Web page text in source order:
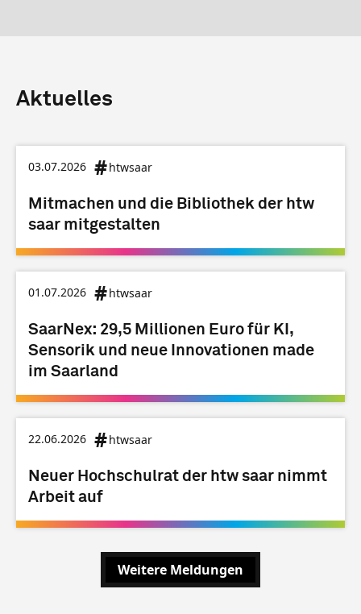
Aktuelles
03.07.2026 htwsaar
Mitmachen und die Bibliothek der htw
saar mitgestalten
01.07.2026 htwsaar
SaarNex: 29,5 Millionen Euro für KI,
Sensorik und neue Innovationen made
im Saarland
22.06.2026 htwsaar
Neuer Hochschulrat der htw saar nimmt
Arbeit auf
Weitere Meldungen